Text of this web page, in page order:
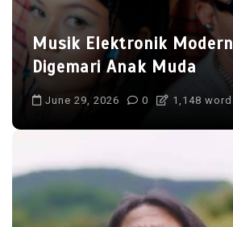
o
n
Musik Elektronik
Digemari Anak Muda
June 29, 2026 0 1,148 word